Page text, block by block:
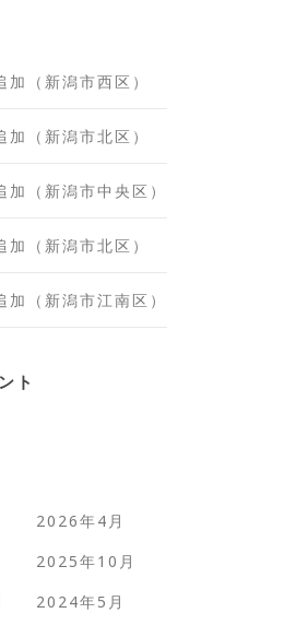
（新潟市西区）
（新潟市北区）
加（新潟市中央区）
（新潟市北区）
加（新潟市江南区）
ト
2026年4月
2025年10月
2024年5月